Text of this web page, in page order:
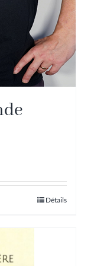
Détails